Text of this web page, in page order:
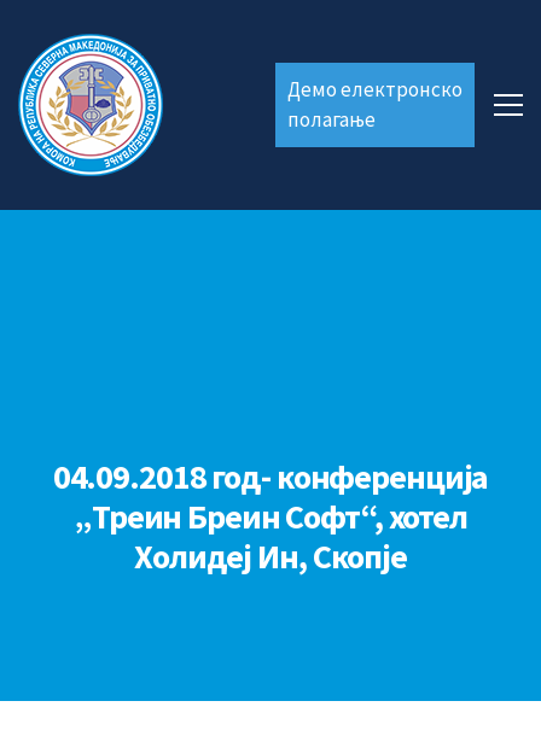
Демо електронско
полагање
04.09.2018 год- конференција
„Треин Бреин Софт“, хотел
Холидеј Ин, Скопје